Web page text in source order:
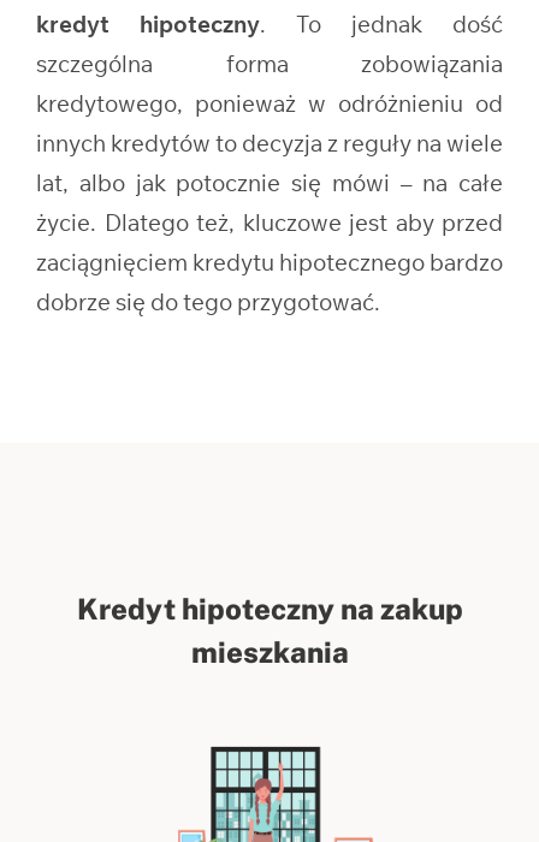
kredyt hipoteczny. To jednak dość
szczególna forma zobowiązania
kredytowego, ponieważ w odróżnieniu od
innych kredytów to decyzja z reguły na wiele
lat, albo jak potocznie się mówi – na całe
życie. Dlatego też, kluczowe jest aby przed
zaciągnięciem kredytu hipotecznego bardzo
dobrze się do tego przygotować.
Kredyt hipoteczny na zakup
mieszkania